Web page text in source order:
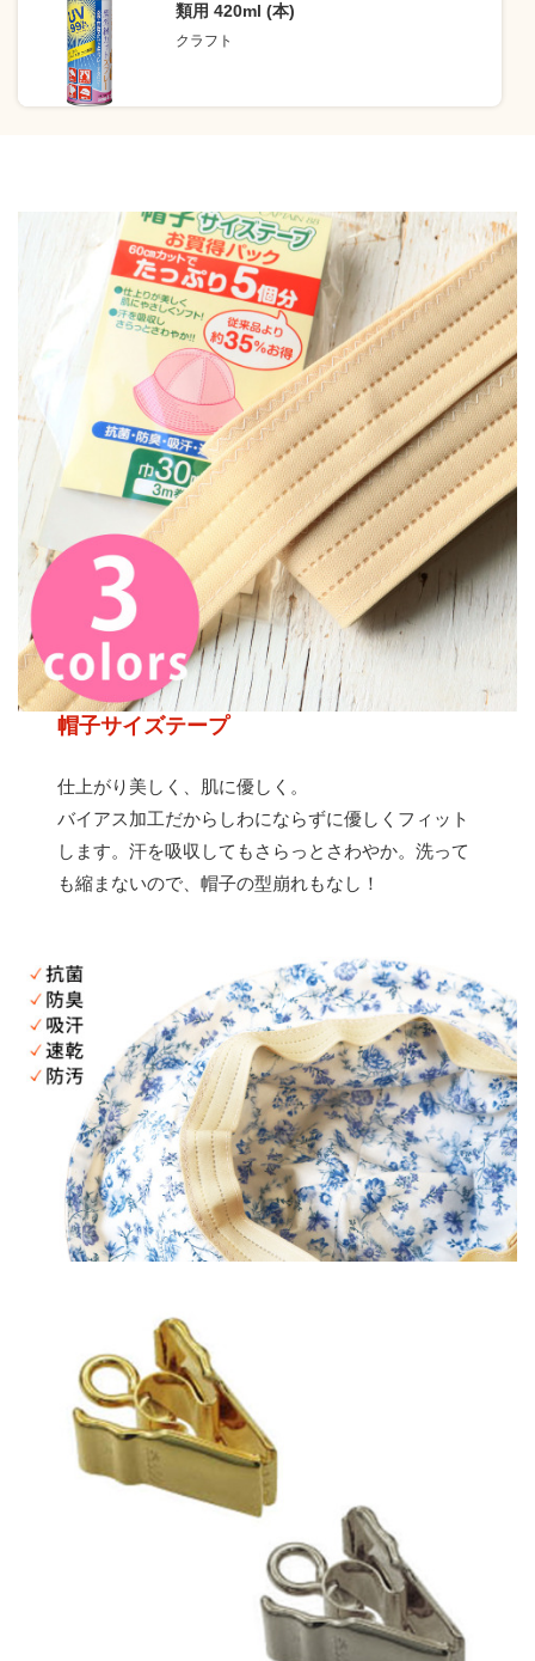
類用 420ml (本)
クラフト
帽子サイズテープ
仕上がり美しく、肌に優しく。
バイアス加工だからしわにならずに優しくフィット
します。汗を吸収してもさらっとさわやか。洗って
も縮まないので、帽子の型崩れもなし！